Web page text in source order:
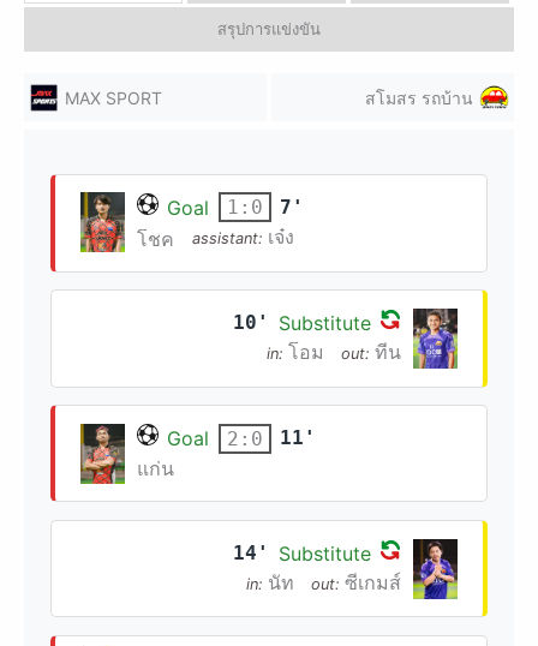
สรุปการแข่งขัน
MAX SPORT สโมสร รถบ้าน
Goal 1:0 7'
โชค assistant: เจ๋ง
10' Substitute
in: โอม out: ทีน
Goal 2:0 11'
แก่น
14' Substitute
in: นัท out: ซีเกมส์